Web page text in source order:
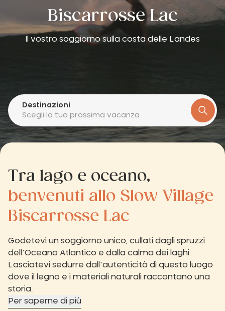
Biscarrosse Lac
Il vostro soggiorno sulla costa delle Landes
Destinazioni
Scegli la tua prossima vacanza
Tra lago e oceano,
benvenuti allo Slow Village
Biscarrosse Lac
Godetevi un soggiorno unico, cullati dagli spruzzi
dell'Oceano Atlantico e dalla calma dei laghi.
Lasciatevi sedurre dall'autenticità di questo luogo
dove il legno e i materiali naturali raccontano una
storia.
Per saperne di più